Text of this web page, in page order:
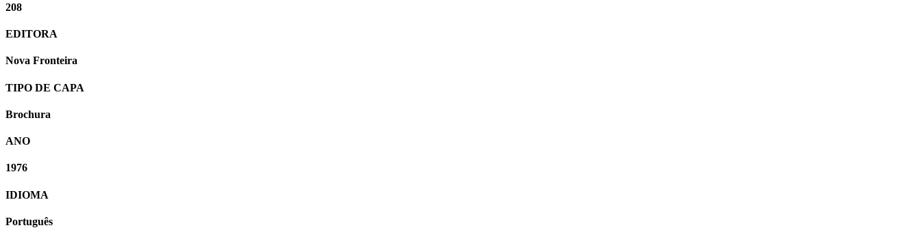
208
EDITORA
Nova Fronteira
TIPO DE CAPA
Brochura
ANO
1976
IDIOMA
Português